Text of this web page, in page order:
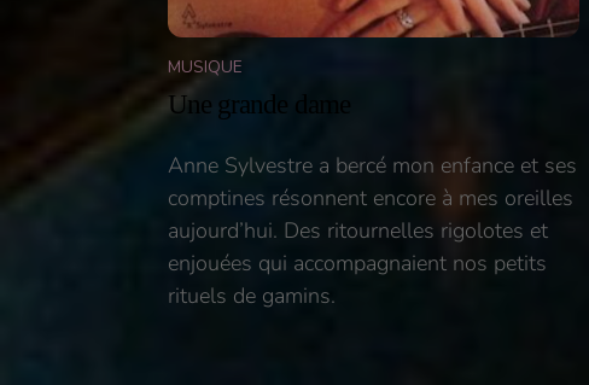
MUSIQUE
Une grande dame
Anne Sylvestre a bercé mon enfance et ses
comptines résonnent encore à mes oreilles
aujourd’hui. Des ritournelles rigolotes et
enjouées qui accompagnaient nos petits
rituels de gamins.